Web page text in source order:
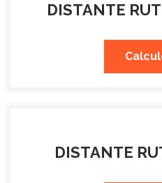
DISTANTE
DISTANTE